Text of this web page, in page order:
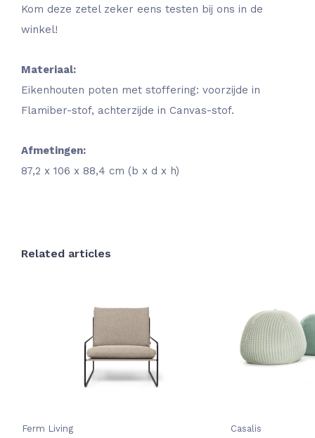
Kom deze zetel zeker eens testen bij ons in de
winkel!
Materiaal:
Eikenhouten poten met stoffering: voorzijde in
Flamiber-stof, achterzijde in Canvas-stof.
Afmetingen:
87,2 x 106 x 88,4 cm (b x d x h)
Related articles
Ferm Living Casalis